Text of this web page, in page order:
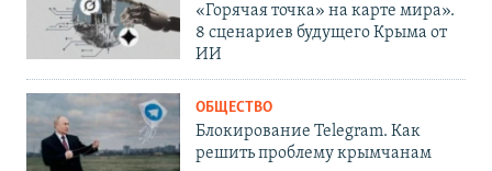
«Горячая точка» на карте мира».
8 сценариев будущего Крыма от
ИИ
ОБЩЕСТВО
Блокирование Telegram. Как
решить проблему крымчанам